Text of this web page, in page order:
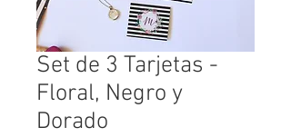
Set de 3 Tarjetas -
Floral, Negro y
Dorado